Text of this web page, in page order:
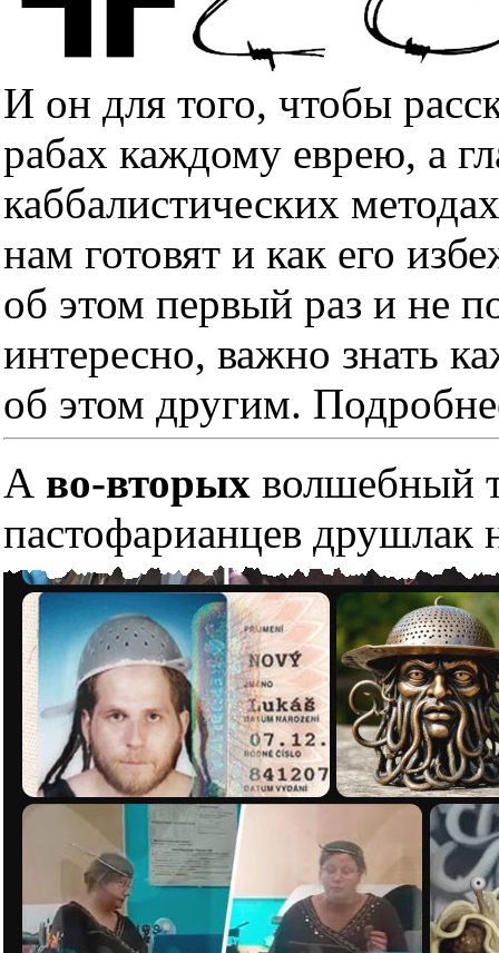
И он для того, чтобы
рабах каждому еврею, а
каббалистических
нам готовят и как его
об этом первый раз и не
интересно, важно знать
об этом другим.
А во-вторых волшебный
пастофарианцев друшлак